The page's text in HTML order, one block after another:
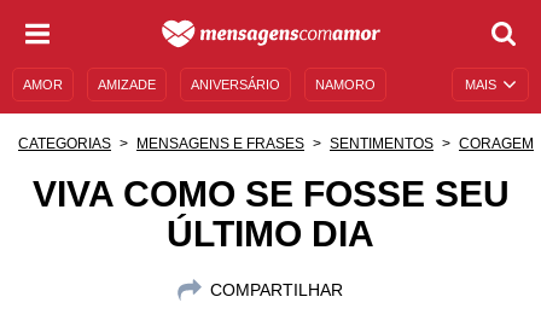
MAIS
AMOR AMIZADE ANIVERSÁRIO NAMORO
MENSAGENS E FRASES MENSAGENS DE ANIVERSÁRIO
CATEGORIAS MENSAGENS E FRASES SENTIMENTOS CORAGEM
VIVA COMO SE FOSSE SEU
ÚLTIMO DIA
COMPARTILHAR